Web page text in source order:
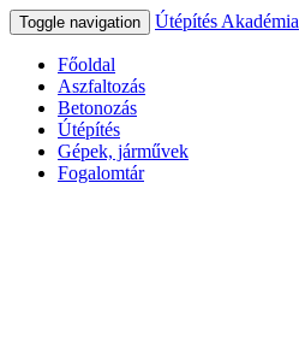
Toggle navigation Útépítés Akadémia
Főoldal
Aszfaltozás
Betonozás
Útépítés
Gépek, járművek
Fogalomtár